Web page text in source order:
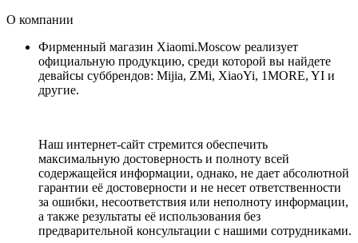
О компании
Фирменный магазин Xiaomi.Moscow реализует
официальную продукцию, среди которой вы найдете
девайсы суббрендов: Mijia, ZMi, XiaoYi, 1MORE, YI и
другие.
Наш интернет-сайт стремится обеспечить
максимальную достоверность и полноту всей
содержащейся информации, однако, не дает абсолютной
гарантии её достоверности и не несет ответственности
за ошибки, несоответствия или неполноту информации,
а также результаты её использования без
предварительной консультации с нашими сотрудниками.